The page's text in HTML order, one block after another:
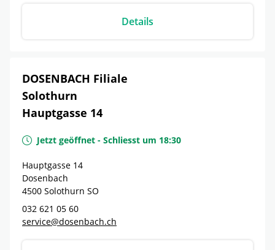
Details
DOSENBACH Filiale
Solothurn
Hauptgasse 14
Jetzt geöffnet - Schliesst um 18:30
Hauptgasse 14
Dosenbach
4500 Solothurn SO
032 621 05 60
service@dosenbach.ch